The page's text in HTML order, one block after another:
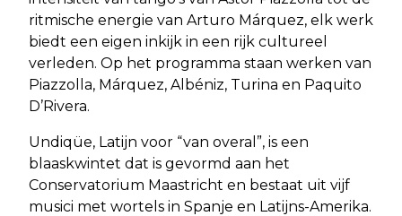
ritmische energie van Arturo Márquez, elk werk
biedt een eigen inkijk in een rijk cultureel
verleden. Op het programma staan werken van
Piazzolla, Márquez, Albéniz, Turina en Paquito
D’Rivera.
Undiqüe, Latijn voor “van overal”, is een
blaaskwintet dat is gevormd aan het
Conservatorium Maastricht en bestaat uit vijf
musici met wortels in Spanje en Latijns-Amerika.